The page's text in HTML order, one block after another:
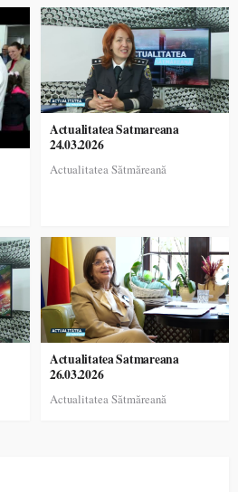
Actualitatea Satmareana
24.03.2026
Actualitatea Sătmăreană
Actualitatea Satmareana
26.03.2026
Actualitatea Sătmăreană